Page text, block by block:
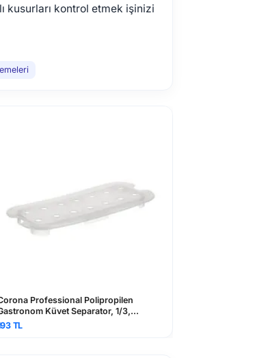
kusurları kontrol etmek işinizi
Professional Polipropilen
Küvet Separator, 1/3,